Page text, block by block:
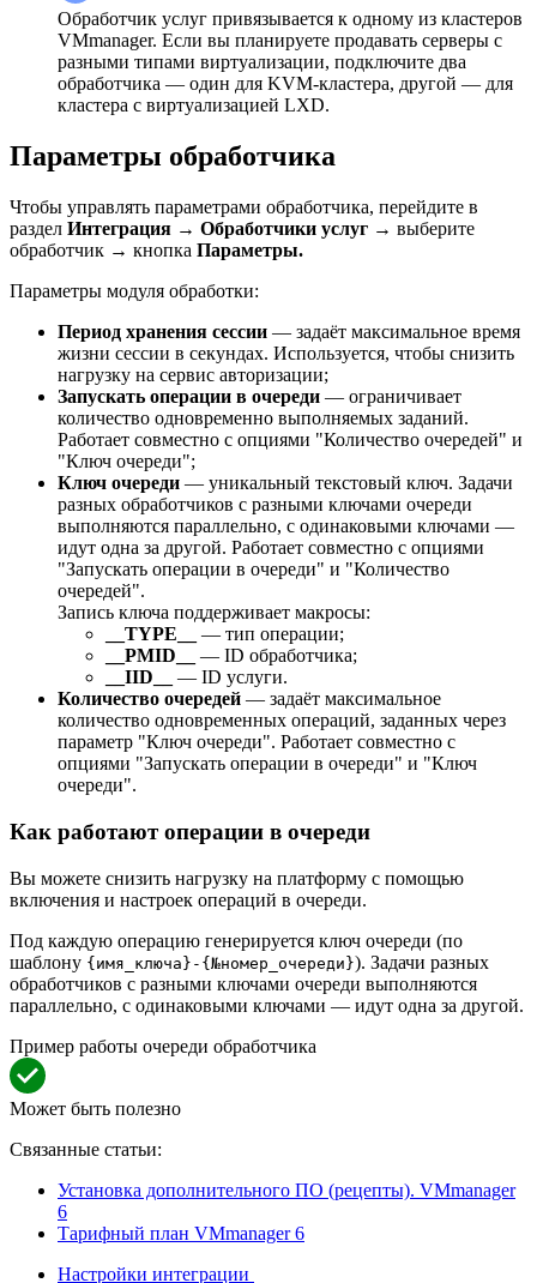
Обработчик услуг привязывается к одному из кластеров
VMmanager. Если вы планируете продавать серверы с
разными типами виртуализации, подключите два
обработчика — один для KVM-кластера, другой — для
кластера с виртуализацией LXD.
Параметры обработчика
Чтобы управлять параметрами обработчика, перейдите в
раздел Интеграция → Обработчики услуг → выберите
обработчик → кнопка Параметры.
Параметры модуля обработки:
Период хранения сессии — задаёт максимальное время
жизни сессии в секундах. Используется, чтобы снизить
нагрузку на сервис авторизации;
Запускать операции в очереди — ограничивает
количество одновременно выполняемых заданий.
Работает совместно с опциями "Количество очередей" и
"Ключ очереди";
Ключ очереди — уникальный текстовый ключ. Задачи
разных обработчиков с разными ключами очереди
выполняются параллельно, с одинаковыми ключами —
идут одна за другой. Работает совместно с опциями
"Запускать операции в очереди" и "Количество
очередей".
Запись ключа поддерживает макросы:
__TYPE__
— тип операции;
__PMID__
— ID обработчика;
__IID__
— ID услуги.
Количество очередей — задаёт максимальное
количество одновременных операций, заданных через
параметр "Ключ очереди". Работает совместно с
опциями "Запускать операции в очереди" и "Ключ
очереди".
Как работают операции в очереди
Вы можете снизить нагрузку на платформу с помощью
включения и настроек операций в очереди.
Под каждую операцию генерируется ключ очереди (по
шаблону {имя_ключа}-{№номер_очереди}). Задачи разных
обработчиков с разными ключами очереди выполняются
параллельно, с одинаковыми ключами — идут одна за другой.
Пример работы очереди обработчика
Может быть полезно
Связанные статьи:
Установка дополнительного ПО (рецепты). VMmanager
6
Тарифный план VMmanager 6
Настройки интеграции